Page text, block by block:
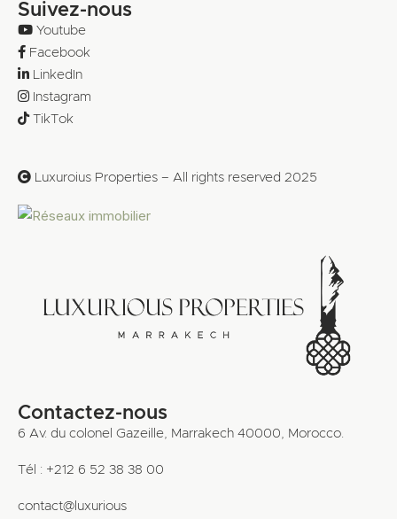
Suivez-nous
Youtube
Facebook
LinkedIn
Instagram
TikTok
Luxuroius Properties – All rights reserved 2025
Contactez-nous
6 Av. du colonel Gazeille, Marrakech 40000, Morocco.
Tél : +212 6 52 38 38 00
contact@luxurious